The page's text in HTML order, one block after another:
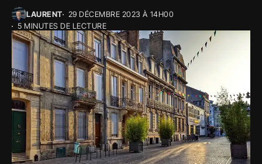
LAURENT
29 DÉCEMBRE 2023 À 14H00
5 MINUTES DE LECTURE